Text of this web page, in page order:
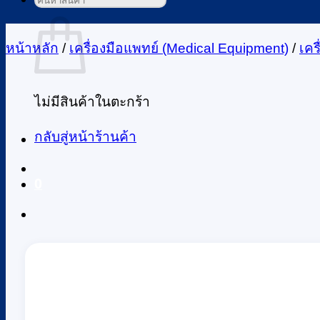
ตะกร้าสินค้า
ไม่มีสินค้าในตะกร้า
กลับสู่หน้าร้านค้า
หน้าหลัก / เครื่องมือแพทย์ (Medical Equipment) / เค